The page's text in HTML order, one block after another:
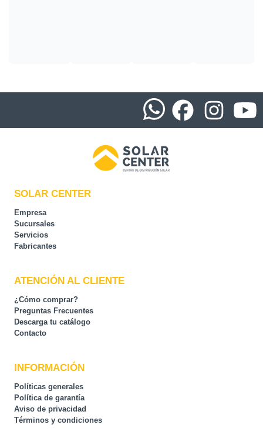
SOLAR CENTER
Empresa
Sucursales
Servicios
Fabricantes
ATENCIÓN AL CLIENTE
¿Cómo comprar?
Preguntas Frecuentes
Descarga tu catálogo
Contacto
INFORMACIÓN
Políticas generales
Política de garantía
Aviso de privacidad
Términos y condiciones